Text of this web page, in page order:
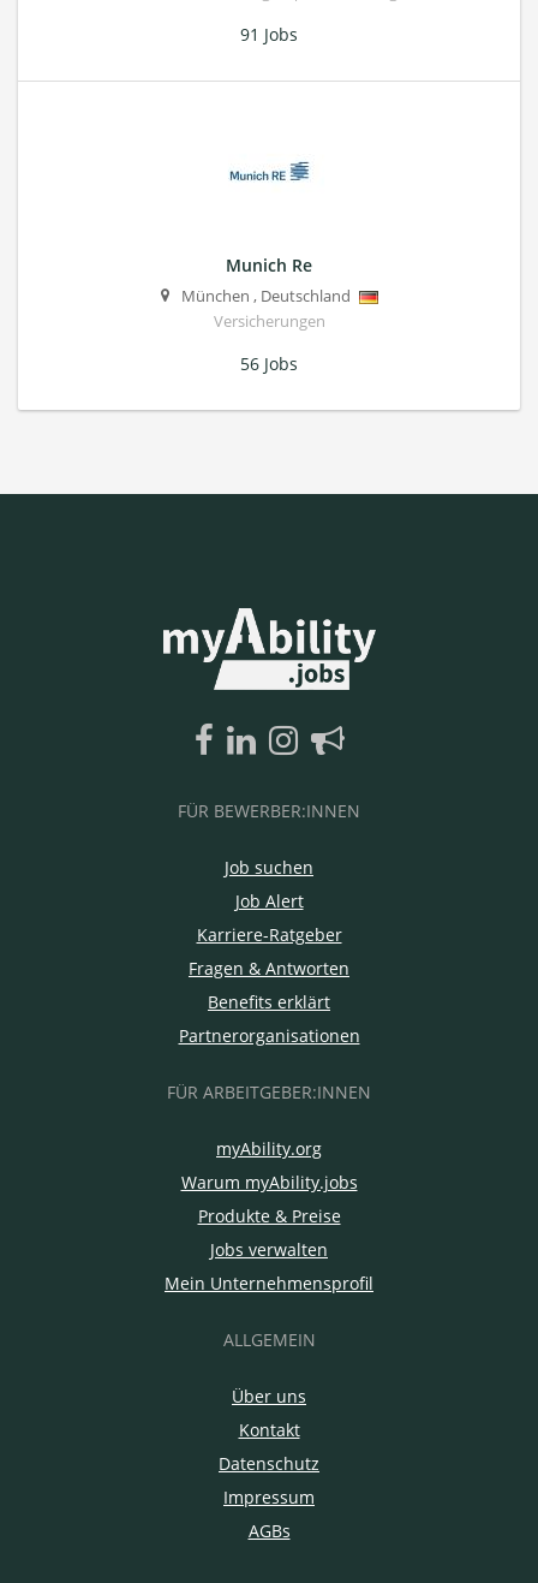
91 Jobs
Munich Re
München , Deutschland
Versicherungen
56 Jobs
FÜR BEWERBER:INNEN
Job suchen
Job Alert
Karriere-Ratgeber
Fragen & Antworten
Benefits erklärt
Partnerorganisationen
FÜR ARBEITGEBER:INNEN
myAbility.org
Warum myAbility.jobs
Produkte & Preise
Jobs verwalten
Mein Unternehmensprofil
ALLGEMEIN
Über uns
Kontakt
Datenschutz
Impressum
AGBs